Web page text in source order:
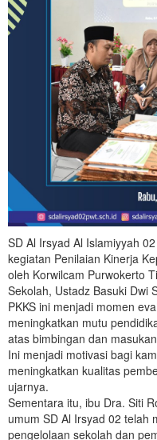
SD Al Irsyad Al Islamiyyah
kegiatan Penilaian Kinerja
oleh Korwilcam Purwokerto
Sekolah, Ustadz Basuki Dwi
PKKS ini menjadi momen
meningkatkan mutu
atas bimbingan dan
Ini menjadi motivasi bagi
meningkatkan kualitas
ujarnya.
Sementara itu, ibu Dra. Siti
umum SD Al Irsyad 02 telah
pengelolaan sekolah dan